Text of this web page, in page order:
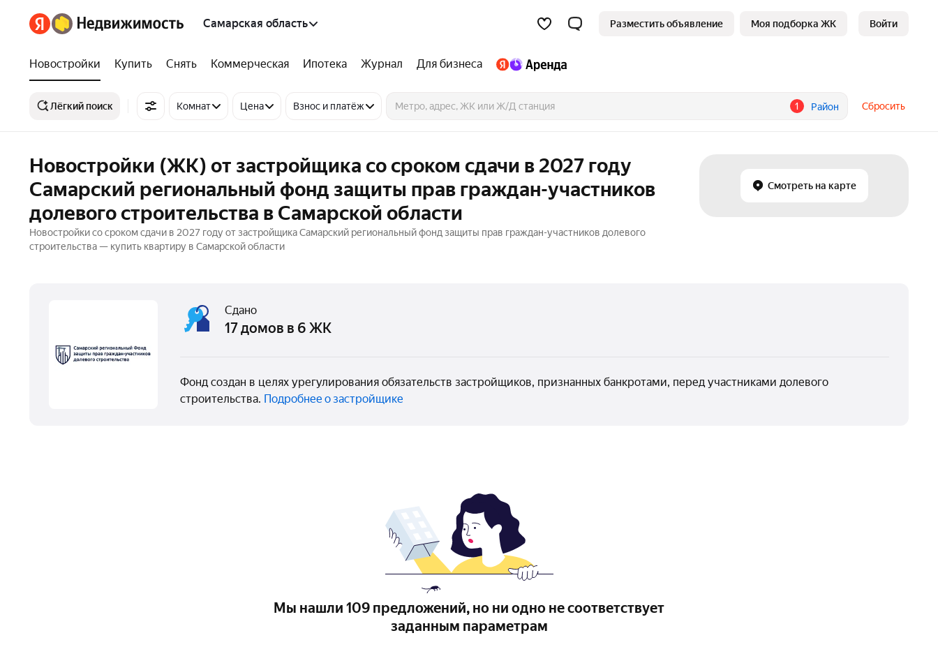
Самарская область Разместить объявление Моя подборка ЖК Войти
Новостройки Купить Снять Коммерческая Ипотека Журнал Для бизнеса
Лёгкий поиск Комнат Цена Взнос и платёж 1 Район Сбросить
Новостройки (ЖК) от застройщика со сроком сдачи в 2027 году
Самарский региональный фонд защиты прав граждан-участников
долевого строительства в Самарской области
Новостройки со сроком сдачи в 2027 году от застройщика Самарский региональный фонд защиты прав граждан-участников долевого
строительства — купить квартиру в Самарской области
Смотреть на карте
Сдано
17 домов в 6 ЖК
Фонд создан в целях урегулирования обязательств застройщиков, признанных банкротами, перед участниками долевого
строительства. Подробнее о застройщике
Мы нашли 109 предложений, но ни одно не соответствует
заданным параметрам